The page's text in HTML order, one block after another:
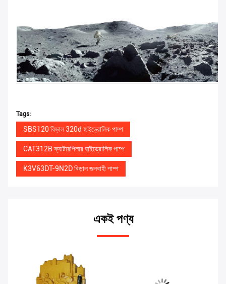
Tags:
SBS120 বিড়াল 320d হাইড্রোলিক পাম্প
CAT312B ক্যাটারপিলার হাইড্রোলিক পাম্প
K3V63DT-9N2D বিড়াল জলবাহী পাম্প
একই পণ্য